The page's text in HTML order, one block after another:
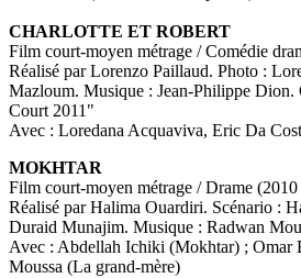
CHARLOTTE ET ROBERT
Film court-moyen métrage / Comédie
Réalisé par Lorenzo Paillaud. Photo :
Mazloum. Musique : Jean-Philippe Dion.
Court 2011"
Avec : Loredana Acquaviva, Eric Da
MOKHTAR
Film court-moyen métrage / Drame
Réalisé par Halima Ouardiri. Scénario :
Duraid Munajim. Musique : Radwan
Avec : Abdellah Ichiki (Mokhtar) ; Omar
Moussa (La grand-mère)